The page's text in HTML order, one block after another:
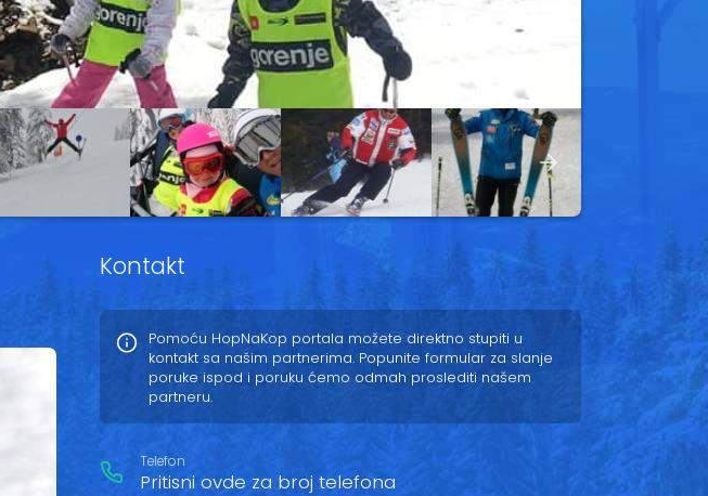
Kontakt
Pomoću HopNaKop portala možete direktno stupiti u
kontakt sa našim partnerima. Popunite formular za slanje
poruke ispod i poruku ćemo odmah proslediti našem
partneru.
Telefon
Pritisni ovde za broj telefona